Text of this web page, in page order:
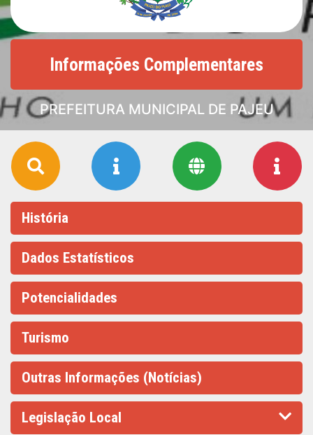
Informações Complementares
PREFEITURA MUNICIPAL DE PAJEU
História
Dados Estatísticos
Potencialidades
Turismo
Outras Informações (Notícias)
Legislação Local